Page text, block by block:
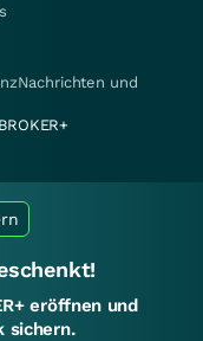
und
eröffnen und
sichern.